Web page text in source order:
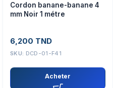
Cordon banane-banane 4
mm Noir 1 métre
6,200 TND
SKU: DCD-01-F41
Acheter